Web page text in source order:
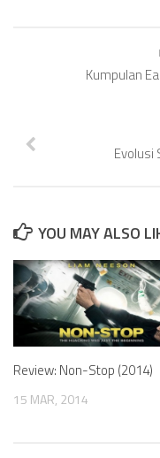
Kumpulan
Evolusi
YOU MAY ALSO
Review: Non-Stop (2014)
15 MAR, 2014